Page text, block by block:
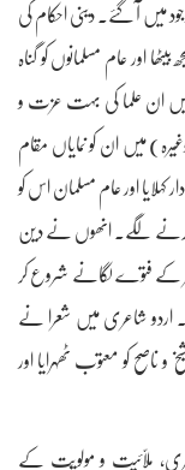
میں آ گئے۔ دینی احکام کی
اور عام مسلمانوں کو گناہ
میں ان علما کی بہت عزت و
میں ان کو نمایاں مقام
اور عام مسلمان اس کو
کرنے لگے۔ انھوں نے دین
کے فتوے لگانے شروع کر
شاعری میں شعرا نے
کو معتوب ٹھہرایا اور
ملّائیت و مولویّت کے